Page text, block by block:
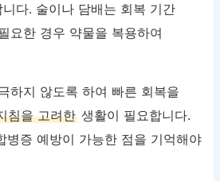
다. 술이나 담배는 회복 기간
요한 경우 약물을 복용하여
하지 않도록 하여 빠른 회복을
침을 고려한 생활이 필요합니다.
병증 예방이 가능한 점을 기억해야